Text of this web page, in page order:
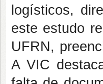
logísticos,
este estudo
UFRN,
A VIC